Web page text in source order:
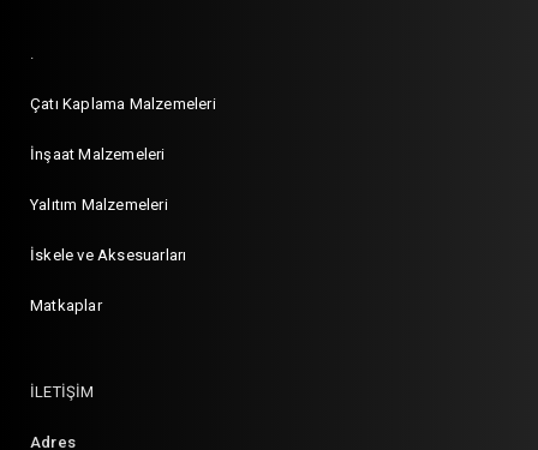
.
Çatı Kaplama Malzemeleri
İnşaat Malzemeleri
Yalıtım Malzemeleri
İskele ve Aksesuarları
Matkaplar
İLETİŞİM
Adres